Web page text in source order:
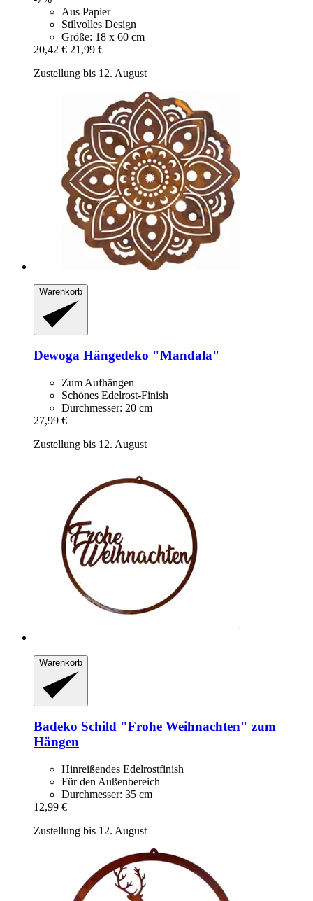
Aus Papier
Stilvolles Design
Größe: 18 x 60 cm
20,42 € 21,99 €
Zustellung bis 12. August
Warenkorb
Dewoga Hängedeko "Mandala"
Zum Aufhängen
Schönes Edelrost-Finish
Durchmesser: 20 cm
27,99 €
Zustellung bis 12. August
Warenkorb
Badeko Schild "Frohe Weihnachten" zum
Hängen
Hinreißendes Edelrostfinish
Für den Außenbereich
Durchmesser: 35 cm
12,99 €
Zustellung bis 12. August